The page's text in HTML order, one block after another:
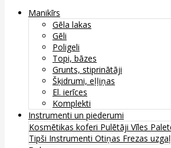
Manikīrs
Gēla lakas
Gēli
Poligeli
Topi, bāzes
Grunts, stiprinātāji
Šķidrumi, eļļiņas
El. ierīces
Komplekti
Instrumenti un piederumi
Kosmētikas koferi Pulētāji Vīles
Tipši Instrumenti Otiņas Frezas